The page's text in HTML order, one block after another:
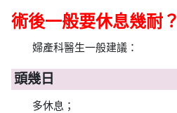
術後一般要休息幾耐？
婦產科醫生一般建議：
頭幾日
多休息；